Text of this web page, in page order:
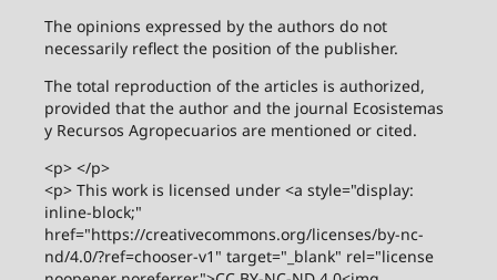
The opinions expressed by the authors do not
necessarily reflect the position of the publisher.
The total reproduction of the articles is authorized,
provided that the author and the journal Ecosistemas
y Recursos Agropecuarios are mentioned or cited.
<p> </p>
<p> This work is licensed under <a style="display:
inline-block;"
href="https://creativecommons.org/licenses/by-nc-
nd/4.0/?ref=chooser-v1" target="_blank" rel="license